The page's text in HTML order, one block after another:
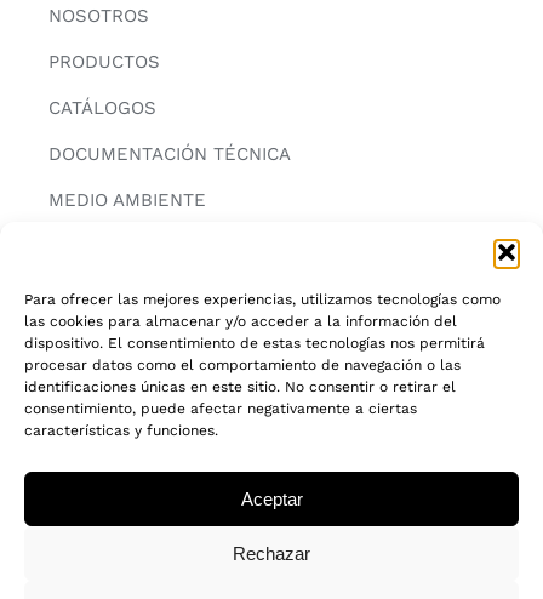
Para ofrecer las mejores experiencias, utilizamos tecnologías como
las cookies para almacenar y/o acceder a la información del
dispositivo. El consentimiento de estas tecnologías nos permitirá
procesar datos como el comportamiento de navegación o las
identificaciones únicas en este sitio. No consentir o retirar el
consentimiento, puede afectar negativamente a ciertas
características y funciones.
Aceptar
Rechazar
NOSOTROS
PRODUCTOS
CATÁLOGOS
DOCUMENTACIÓN TÉCNICA
MEDIO AMBIENTE
INFORMACIÓN
AVISO LEGAL
POLITICA DE PRIVACIDAD
CADENA DE CUSTODIA FSC®